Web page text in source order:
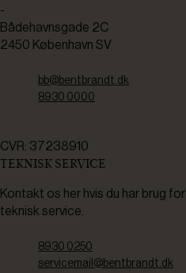
-
Bådehavnsgade 2C
2450 København SV
bb@bentbrandt.dk
8930 0000
CVR: 37238910
TEKNISK SERVICE
Kontakt os her hvis du har brug for
teknisk service.
8930 0250
servicemail@bentbrandt.dk